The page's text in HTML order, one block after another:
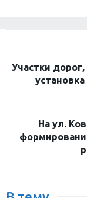
Участки
На ул.